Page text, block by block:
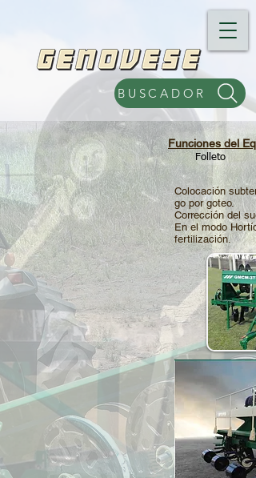
BUSCADOR
Funciones del
Folleto
Colocación
go por goteo.
Corrección del
En el modo
fertilización.